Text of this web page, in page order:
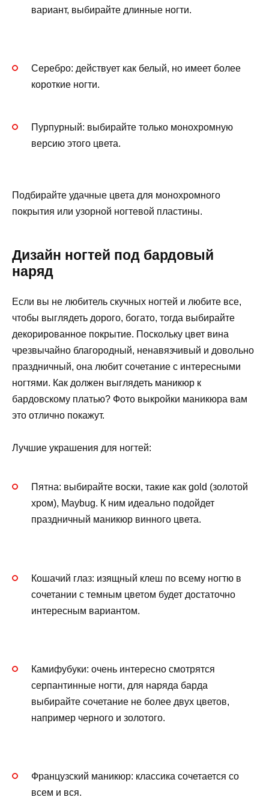
вариант, выбирайте длинные ногти.
Серебро: действует как белый, но имеет более
короткие ногти.
Пурпурный: выбирайте только монохромную
версию этого цвета.
Подбирайте удачные цвета для монохромного
покрытия или узорной ногтевой пластины.
Дизайн ногтей под бардовый
наряд
Если вы не любитель скучных ногтей и любите все,
чтобы выглядеть дорого, богато, тогда выбирайте
декорированное покрытие. Поскольку цвет вина
чрезвычайно благородный, ненавязчивый и довольно
праздничный, она любит сочетание с интересными
ногтями. Как должен выглядеть маникюр к
бардовскому платью? Фото выкройки маникюра вам
это отлично покажут.
Лучшие украшения для ногтей:
Пятна: выбирайте воски, такие как gold (золотой
хром), Maybug. К ним идеально подойдет
праздничный маникюр винного цвета.
Кошачий глаз: изящный клеш по всему ногтю в
сочетании с темным цветом будет достаточно
интересным вариантом.
Камифубуки: очень интересно смотрятся
серпантинные ногти, для наряда барда
выбирайте сочетание не более двух цветов,
например черного и золотого.
Французский маникюр: классика сочетается со
всем и вся.